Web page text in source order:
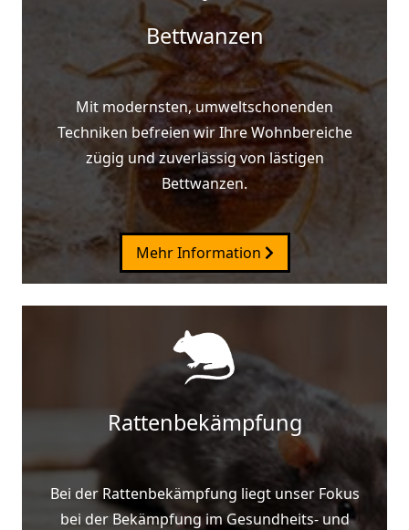
Bettwanzen
Mit modernsten, umweltschonenden
Techniken befreien wir Ihre Wohnbereiche
zügig und zuverlässig von lästigen
Bettwanzen.
Mehr Information
Rattenbekämpfung
Bei der Rattenbekämpfung liegt unser Fokus
bei der Bekämpfung im Gesundheits- und